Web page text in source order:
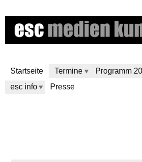
zum
Inhalt
Startseite Termine Programm
esc info
Presse